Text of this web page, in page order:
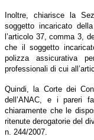
Inoltre, chiarisce la
soggetto incaricato
l’articolo 37, comma 3,
che il soggetto
polizza assicurativa
professionali di cui
Quindi, la Corte dei
dell’ANAC, e i pareri
chiaramente che le
ritenute derogatorie del
n. 244/2007.